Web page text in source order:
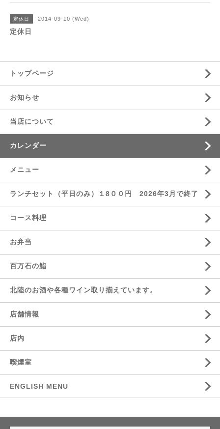
定休日 2014-09-10 (Wed)
定休日
トップページ
お知らせ
当店について
カレンダー
メニュー
ランチセット（平日のみ）１8００円 2026年3月で終了
コース料理
お弁当
百万石の鮨
北陸のお酒や各種ワイン取り揃えています。
店舗情報
店内
喫煙室
ENGLISH MENU